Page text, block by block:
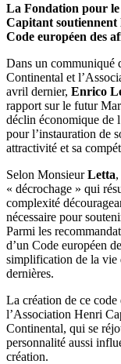
La Fondation pour
Capitant soutiennent
Code européen des
Dans un communiqué
Continental et
avril dernier, Enrico
rapport sur le futur
déclin économique de
pour l’instauration de
attractivité et sa
Selon MonsieurLetta
« décrochage » qui
complexité
nécessaire pour
Parmi les
d’un Code européen
simplification de la vie
dernières.
La création de ce code
l’Association Henri
Continental, qui se
personnalité aussi
création.